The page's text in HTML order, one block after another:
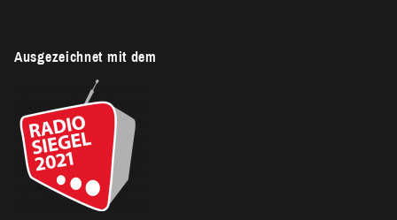
Ausgezeichnet mit dem